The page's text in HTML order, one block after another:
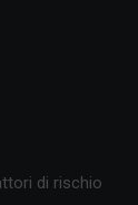
di rischio